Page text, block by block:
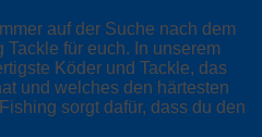
auf der Suche nach dem
für euch. In unserem
Köder und Tackle, das
und welches den härtesten
sorgt dafür, dass du den